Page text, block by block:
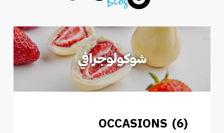
OCCASIONS (6)